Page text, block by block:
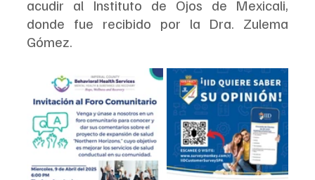
acudir al Instituto de Ojos de Mexicali,
donde fue recibido por la Dra. Zulema
Gómez.